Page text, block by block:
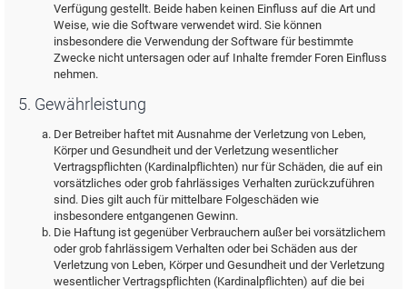
Verfügung gestellt. Beide haben keinen Einfluss auf die Art und
Weise, wie die Software verwendet wird. Sie können
insbesondere die Verwendung der Software für bestimmte
Zwecke nicht untersagen oder auf Inhalte fremder Foren Einfluss
nehmen.
5. Gewährleistung
Der Betreiber haftet mit Ausnahme der Verletzung von Leben,
Körper und Gesundheit und der Verletzung wesentlicher
Vertragspflichten (Kardinalpflichten) nur für Schäden, die auf ein
vorsätzliches oder grob fahrlässiges Verhalten zurückzuführen
sind. Dies gilt auch für mittelbare Folgeschäden wie
insbesondere entgangenen Gewinn.
Die Haftung ist gegenüber Verbrauchern außer bei vorsätzlichem
oder grob fahrlässigem Verhalten oder bei Schäden aus der
Verletzung von Leben, Körper und Gesundheit und der Verletzung
wesentlicher Vertragspflichten (Kardinalpflichten) auf die bei